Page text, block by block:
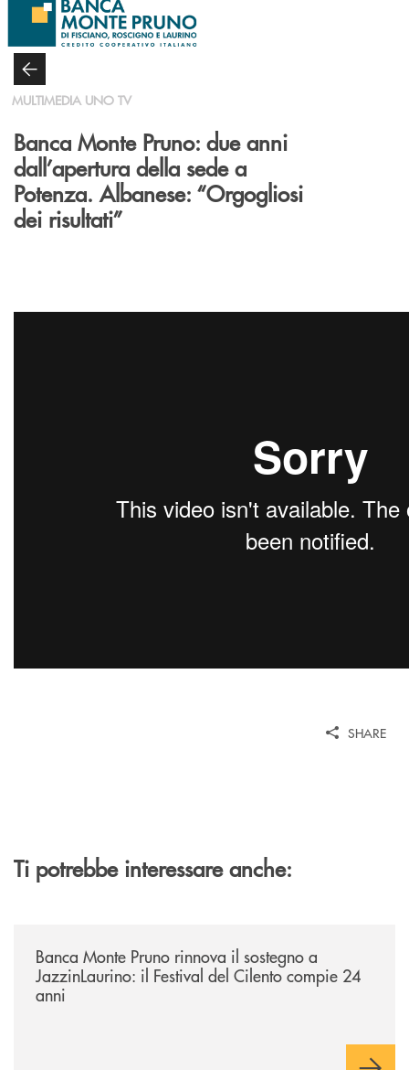
Salta al contenuto principale
MULTIMEDIA UNO TV
Banca Monte Pruno: due anni
dall’apertura della sede a
Potenza. Albanese: “Orgogliosi
dei risultati”
SHARE
Ti potrebbe interessare anche:
Banca Monte Pruno rinnova il sostegno a
JazzinLaurino: il Festival del Cilento compie 24
anni